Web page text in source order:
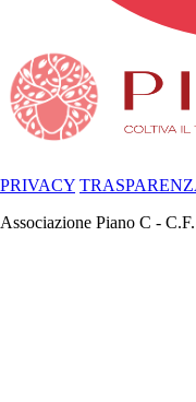
PRIVACY
Associazione Piano C -